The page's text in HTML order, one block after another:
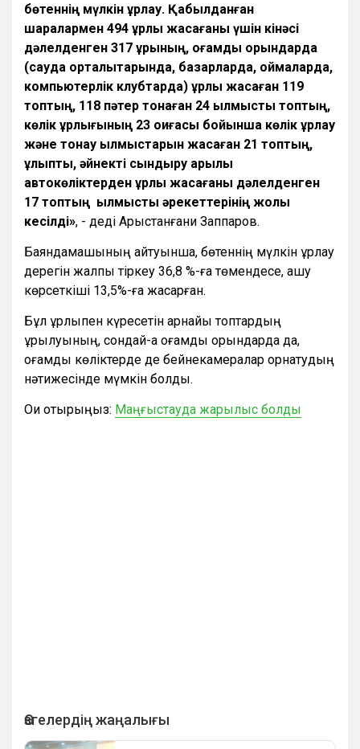
бөтеннің мүлкін ұрлау. Қабылданған
шаралармен 494 ұрлық жасағаны үшін кінәсі
дәлелденген 317 ұрының, қоғамдық орындарда
(сауда орталықтарында, базарларда, қоймаларда,
компьютерлік клубтарда) ұрлық жасаған 119
топтың, 118 пәтер тонаған 24 қылмыстық топтың,
көлік ұрлығының 23 оқиғасы бойынша көлік ұрлау
және тонау қылмыстарын жасаған 21 топтың,
құлыпты, әйнекті сындыру арқылы
автокөліктерден ұрлық жасағаны дәлелденген
17 топтың қылмыстық әрекеттерінің жолы
кесілді», - деді Арыстанғани Заппаров.
Баяндамашының айтуынша, бөтеннің мүлкін ұрлау
дерегін жалпы тіркеу 36,8 %-ға төмендесе, ашу
көрсеткіші 13,5%-ға жақсарған.
Бұл ұрлықпен күресетін арнайы топтардың
құрылуының, сондай-ақ қоғамдық орындарда да,
қоғамдық көліктерде де бейнекамералар орнатудың
нәтижесінде мүмкін болды.
Оқи отырыңыз: Маңғыстауда жарылыс болды